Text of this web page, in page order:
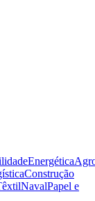
Energética
Construção
NavalPapel e